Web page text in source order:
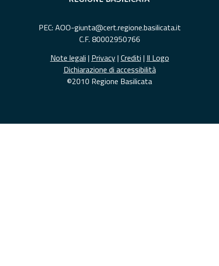
PEC: AOO-giunta@cert.regione.basilicata.it
C.F. 80002950766
Note legali | Privacy| Crediti | Il Logo
Dichiarazione di accessibilità
©2010 Regione Basilicata